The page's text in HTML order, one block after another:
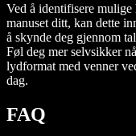
Ved å identifisere mulige
manuset ditt, kan dette
å skynde deg gjennom
Føl deg mer selvsikker
lydformat med venner
dag.
FAQ